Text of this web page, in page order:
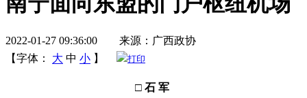
2022-01-27 09:36:00 来源：广西政协
【字体：
大 中 小 】 打印
□ 石 军